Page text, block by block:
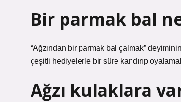
Bir parmak bal
“Ağzından bir parmak bal çalmak”
çeşitli hediyelerle bir süre kandırıp
Ağzı kulaklara